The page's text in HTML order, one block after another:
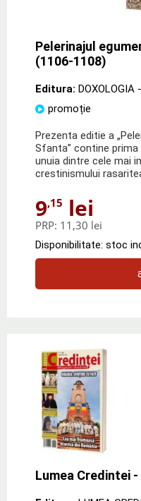
Pelerinajul
(1106-1108)
Editura: DOXOLOGIA
promoție
Prezenta editie a
Sfanta” contine
unuia dintre cele mai
crestinismului
9,15 lei
PRP: 11,30 lei
Disponibilitate: stoc
Lumea Credintei -